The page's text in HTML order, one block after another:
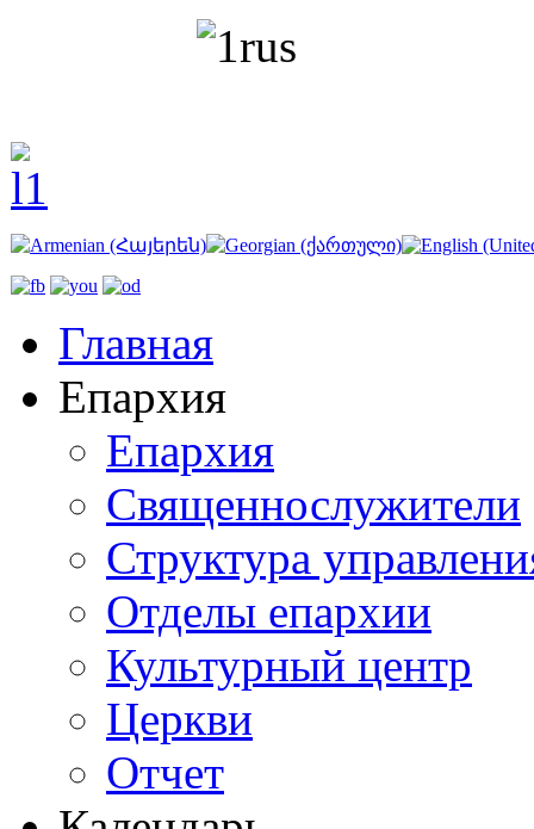
Главная
Епархия
Епархия
Священнослужители
Структура
Отделы епархии
Культурный центр
Церкви
Отчет